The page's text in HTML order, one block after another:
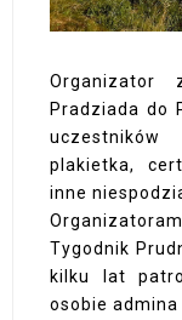
Organizator
Pradziada do
plakietka,
inne
Tygodnik
kilku lat
osobie